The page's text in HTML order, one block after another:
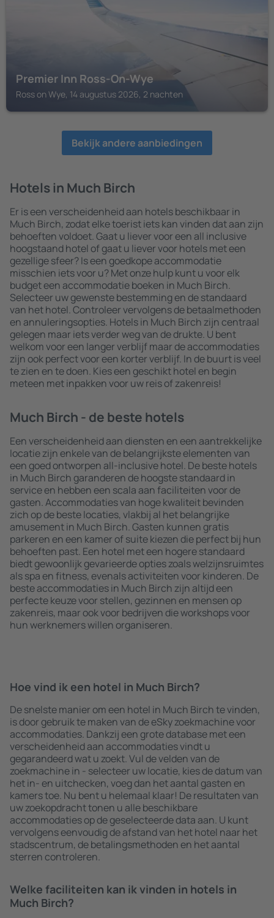
Premier Inn Ross-On-Wye
Ross on Wye, 14 augustus 2026, 2 nachten
Bekijk andere aanbiedingen
Hotels in Much Birch
Er is een verscheidenheid aan hotels beschikbaar in
Much Birch, zodat elke toerist iets kan vinden dat aan zijn
behoeften voldoet. Gaat u liever voor een all inclusive
hoogstaand hotel of gaat u liever voor hotels met een
gezellige sfeer? Is een goedkope accommodatie
misschien iets voor u? Met onze hulp kunt u voor elk
budget een accommodatie boeken in Much Birch.
Selecteer uw gewenste bestemming en de standaard
van het hotel. Controleer vervolgens de betaalmethoden
en annuleringsopties. Hotels in Much Birch zijn centraal
gelegen maar iets verder weg van de drukte. U bent
welkom voor een langer verblijf maar de accommodaties
zijn ook perfect voor een korter verblijf. In de buurt is veel
te zien en te doen. Kies een geschikt hotel en begin
meteen met inpakken voor uw reis of zakenreis!
Much Birch - de beste hotels
Een verscheidenheid aan diensten en een aantrekkelijke
locatie zijn enkele van de belangrijkste elementen van
een goed ontworpen all-inclusive hotel. De beste hotels
in Much Birch garanderen de hoogste standaard in
service en hebben een scala aan faciliteiten voor de
gasten. Accommodaties van hoge kwaliteit bevinden
zich op de beste locaties, vlakbij al het belangrijke
amusement in Much Birch. Gasten kunnen gratis
parkeren en een kamer of suite kiezen die perfect bij hun
behoeften past. Een hotel met een hogere standaard
biedt gewoonlijk gevarieerde opties zoals welzijnsruimtes
als spa en fitness, evenals activiteiten voor kinderen. De
beste accommodaties in Much Birch zijn altijd een
perfecte keuze voor stellen, gezinnen en mensen op
zakenreis, maar ook voor bedrijven die workshops voor
hun werknemers willen organiseren.
Hoe vind ik een hotel in Much Birch?
De snelste manier om een hotel in Much Birch te vinden,
is door gebruik te maken van de eSky zoekmachine voor
accommodaties. Dankzij een grote database met een
verscheidenheid aan accommodaties vindt u
gegarandeerd wat u zoekt. Vul de velden van de
zoekmachine in - selecteer uw locatie, kies de datum van
het in- en uitchecken, voeg dan het aantal gasten en
kamers toe. Nu bent u helemaal klaar! De resultaten van
uw zoekopdracht tonen u alle beschikbare
accommodaties op de geselecteerde data aan. U kunt
vervolgens eenvoudig de afstand van het hotel naar het
stadscentrum, de betalingsmethoden en het aantal
sterren controleren.
Welke faciliteiten kan ik vinden in hotels in
Much Birch?